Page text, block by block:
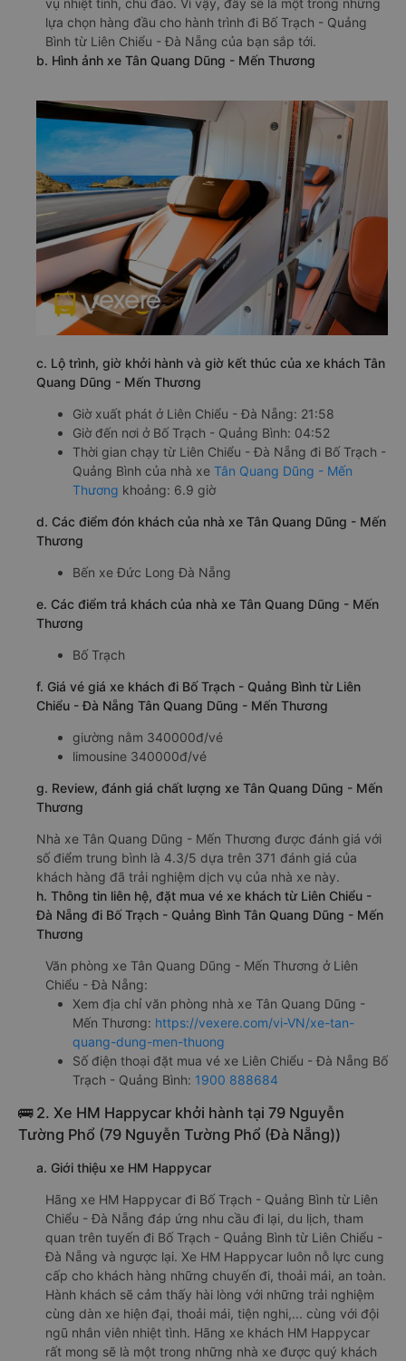
vụ nhiệt tình, chu đáo. Vì vậy, đây sẽ là một trong những
lựa chọn hàng đầu cho hành trình đi Bố Trạch - Quảng
Bình từ Liên Chiểu - Đà Nẵng của bạn sắp tới.
b. Hình ảnh xe Tân Quang Dũng - Mến Thương
c. Lộ trình, giờ khởi hành và giờ kết thúc của xe khách Tân
Quang Dũng - Mến Thương
Giờ xuất phát ở Liên Chiểu - Đà Nẵng: 21:58
Giờ đến nơi ở Bố Trạch - Quảng Bình: 04:52
Thời gian chạy từ Liên Chiểu - Đà Nẵng đi Bố Trạch -
Quảng Bình của nhà xe Tân Quang Dũng - Mến
Thương khoảng: 6.9 giờ
d. Các điểm đón khách của nhà xe Tân Quang Dũng - Mến
Thương
Bến xe Đức Long Đà Nẵng
e. Các điểm trả khách của nhà xe Tân Quang Dũng - Mến
Thương
Bố Trạch
f. Giá vé giá xe khách đi Bố Trạch - Quảng Bình từ Liên
Chiểu - Đà Nẵng Tân Quang Dũng - Mến Thương
giường nằm 340000đ/vé
limousine 340000đ/vé
g. Review, đánh giá chất lượng xe Tân Quang Dũng - Mến
Thương
Nhà xe Tân Quang Dũng - Mến Thương được đánh giá với
số điểm trung bình là 4.3/5 dựa trên 371 đánh giá của
khách hàng đã trải nghiệm dịch vụ của nhà xe này.
h. Thông tin liên hệ, đặt mua vé xe khách từ Liên Chiểu -
Đà Nẵng đi Bố Trạch - Quảng Bình Tân Quang Dũng - Mến
Thương
Văn phòng xe Tân Quang Dũng - Mến Thương ở Liên
Chiểu - Đà Nẵng:
Xem địa chỉ văn phòng nhà xe Tân Quang Dũng -
Mến Thương: https://vexere.com/vi-VN/xe-tan-
quang-dung-men-thuong
Số điện thoại đặt mua vé xe Liên Chiểu - Đà Nẵng Bố
Trạch - Quảng Bình: 1900 888684
🚌 2. Xe HM Happycar khởi hành tại 79 Nguyễn
Tường Phổ (79 Nguyễn Tường Phổ (Đà Nẵng))
a. Giới thiệu xe HM Happycar
Hãng xe HM Happycar đi Bố Trạch - Quảng Bình từ Liên
Chiểu - Đà Nẵng đáp ứng nhu cầu đi lại, du lịch, tham
quan trên tuyến đi Bố Trạch - Quảng Bình từ Liên Chiểu -
Đà Nẵng và ngược lại. Xe HM Happycar luôn nỗ lực cung
cấp cho khách hàng những chuyến đi, thoải mái, an toàn.
Hành khách sẽ cảm thấy hài lòng với những trải nghiệm
cùng dàn xe hiện đại, thoải mái, tiện nghi,... cùng với đội
ngũ nhân viên nhiệt tình. Hãng xe khách HM Happycar
rất mong sẽ là một trong những nhà xe được quý khách